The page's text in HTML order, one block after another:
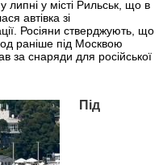
у місті Рильськ, що в
автівка зі
Росіяни стверджують, що
раніше під Москвою
за снаряди для російської
Під